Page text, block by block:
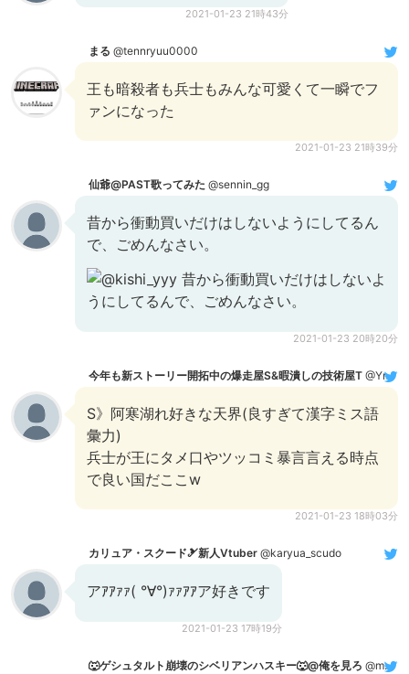
2021-01-23 21時43分
まる @tennryuu0000
王も暗殺者も兵士もみんな可愛くて一瞬でフ
ァンになった
2021-01-23 21時39分
仙爺@PAST歌ってみた @sennin_gg
昔から衝動買いだけはしないようにしてるん
で、ごめんなさい。
2021-01-23 20時20分
今年も新ストーリー開拓中の爆走屋S&暇潰しの技術屋T @YrudoYrudo
S》阿寒湖れ好きな天界(良すぎて漢字ミス語
彙力)
兵士が王にタメ口やツッコミ暴言言える時点
で良い国だここw
2021-01-23 18時03分
カリュア・スクード🎿新人Vtuber @karyua_scudo
アｱｱｧｧ( °∀°)ｧｧｱｱア好きです
2021-01-23 17時19分
🐺ゲシュタルト崩壊のシベリアンハスキー🐺@俺を見ろ @masunokagetora